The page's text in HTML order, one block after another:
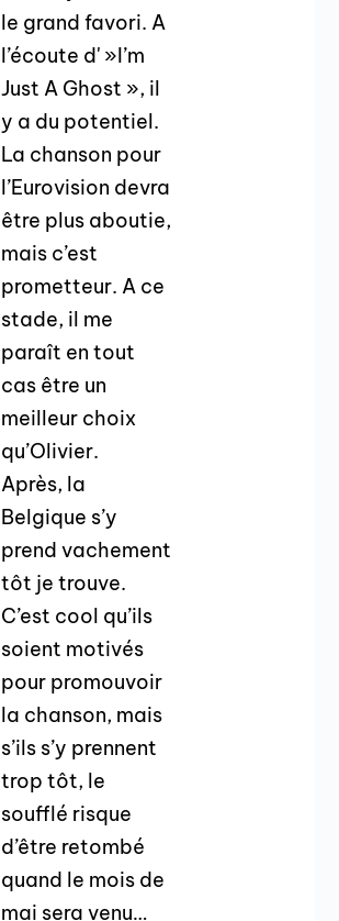
le grand favori. A
l’écoute d' »I’m
Just A Ghost », il
y a du potentiel.
La chanson pour
l’Eurovision devra
être plus aboutie,
mais c’est
prometteur. A ce
stade, il me
paraît en tout
cas être un
meilleur choix
qu’Olivier.
Après, la
Belgique s’y
prend vachement
tôt je trouve.
C’est cool qu’ils
soient motivés
pour promouvoir
la chanson, mais
s’ils s’y prennent
trop tôt, le
soufflé risque
d’être retombé
quand le mois de
mai sera venu…